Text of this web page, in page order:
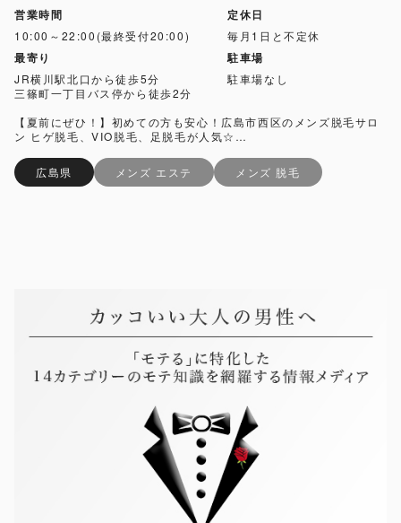
営業時間
10:00～22:00(最終受付20:00)
最寄り
JR横川駅北口から徒歩5分
三篠町一丁目バス停から徒歩2分
定休日
毎月1日と不定休
駐車場
駐車場なし
【夏前にぜひ！】初めての方も安心！広島市西区のメンズ脱毛サロ
ン ヒゲ脱毛、VIO脱毛、足脱毛が人気☆…
広島県 メンズ エステ メンズ 脱毛